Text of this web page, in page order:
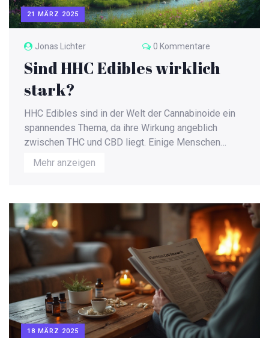
21 MÄRZ 2025
Jonas Lichter 0 Kommentare
Sind HHC Edibles wirklich
stark?
HHC Edibles sind in der Welt der Cannabinoide ein
spannendes Thema, da ihre Wirkung angeblich
zwischen THC und CBD liegt. Einige Menschen
schwören auf ihre Wirksamkeit, während andere ihre
Wirkung anzweifeln. Dieser Artikel beleuchtet, wie
Wir werfen einen Blick auf die chemische Struktur,
die Erfahrungen von Nutzern und geben Tipps zur
sicheren Verwendung.
Mehr anzeigen
18 MÄRZ 2025